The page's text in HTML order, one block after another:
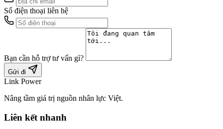
Số điện thoại liên hệ
Bạn cần hỗ trợ tư vấn gì?
Gửi đi
Link Power
Nâng tầm giá trị nguồn nhân lực Việt.
Liên kết nhanh